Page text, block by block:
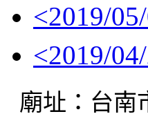
<2019/
<2019/
廟址：台南